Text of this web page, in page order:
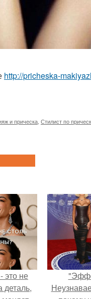
http://pricheska-
и прическа Стилист по
это не
деталь,